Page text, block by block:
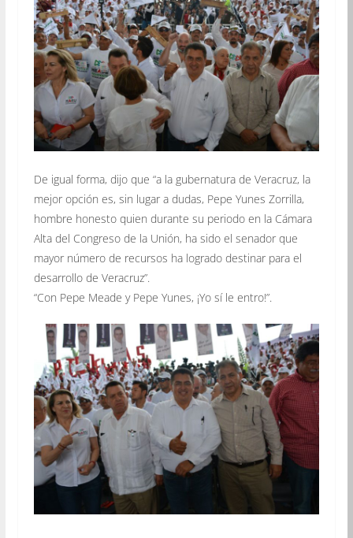
De igual forma, dijo que “a la gubernatura de Veracruz, la
mejor opción es, sin lugar a dudas, Pepe Yunes Zorrilla,
hombre honesto quien durante su periodo en la Cámara
Alta del Congreso de la Unión, ha sido el senador que
mayor número de recursos ha logrado destinar para el
desarrollo de Veracruz”.
“Con Pepe Meade y Pepe Yunes, ¡Yo sí le entro!”.